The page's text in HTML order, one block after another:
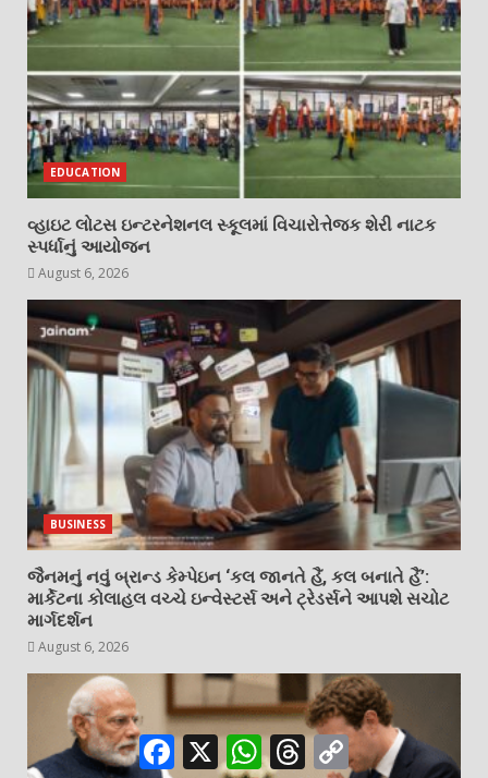
EDUCATION
વ્હાઇટ લોટસ ઇન્ટરનેશનલ સ્કૂલમાં વિચારોત્તેજક શેરી નાટક
સ્પર્ધાનું આયોજન
August 6, 2026
BUSINESS
જૈનમનું નવું બ્રાન્ડ કેમ્પેઇન ‘કલ જાનતે હૈં, કલ બનાતે હૈં’:
માર્કેટના કોલાહલ વચ્ચે ઇન્વેસ્ટર્સ અને ટ્રેડર્સને આપશે સચોટ
માર્ગદર્શન
August 6, 2026
Facebook
X WhatsApp
Threads
Copy
Link